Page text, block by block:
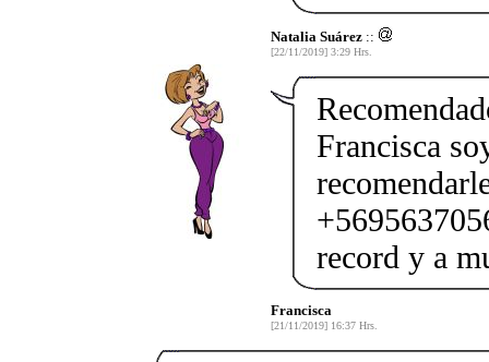
Natalia Suárez::
[22/11/2019] 3:29 Hrs.
Francisca
record y a
Francisca
[21/11/2019] 16:37 Hrs.